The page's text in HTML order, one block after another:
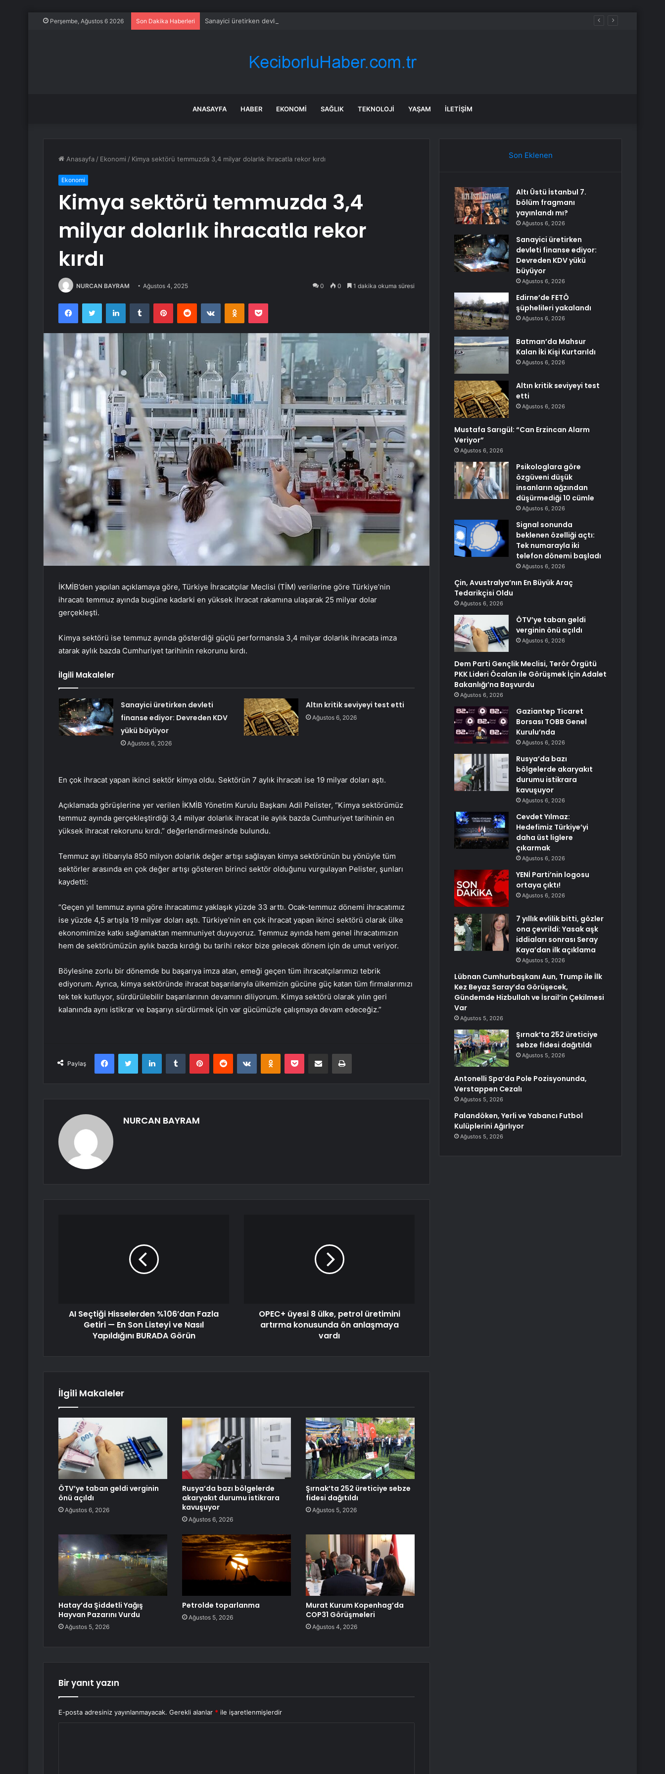
Perşembe, Ağustos 6 2026 Son Dakika Haberleri Sanayici üretirken devleti finanse ediyor: Devreden KDV yükü büyüyor
ANASAYFA HABER EKONOMI SAĞLIK TEKNOLOJI YAŞAM İLETIŞIM
Anasayfa / Ekonomi / Kimya sektörü temmuzda 3,4 milyar dolarlık ihracatla rekor kırdı
Ekonomi
Kimya sektörü temmuzda 3,4
milyar dolarlık ihracatla rekor
kırdı
NURCAN BAYRAM Ağustos 4, 2025 0 0 1 dakika okuma süresi
FacebookTwitter LinkedInTumblr PinterestReddit VKontakteOdnoklassniki
Pocket
İKMİB’den yapılan açıklamaya göre, Türkiye İhracatçılar Meclisi (TİM) verilerine göre Türkiye’nin
ihracatı temmuz ayında bugüne kadarki en yüksek ihracat rakamına ulaşarak 25 milyar dolar
gerçekleşti.
Kimya sektörü ise temmuz ayında gösterdiği güçlü performansla 3,4 milyar dolarlık ihracata imza
atarak aylık bazda Cumhuriyet tarihinin rekorunu kırdı.
İlgili Makaleler
Sanayici üretirken devleti
finanse ediyor: Devreden KDV
yükü büyüyor
Ağustos 6, 2026
Altın kritik seviyeyi test etti
Ağustos 6, 2026
En çok ihracat yapan ikinci sektör kimya oldu. Sektörün 7 aylık ihracatı ise 19 milyar doları aştı.
Açıklamada görüşlerine yer verilen İKMİB Yönetim Kurulu Başkanı Adil Pelister, “Kimya sektörümüz
temmuz ayında gerçekleştirdiği 3,4 milyar dolarlık ihracat ile aylık bazda Cumhuriyet tarihinin en
yüksek ihracat rekorunu kırdı.” değerlendirmesinde bulundu.
Temmuz ayı itibarıyla 850 milyon dolarlık değer artışı sağlayan kimya sektörünün bu yönüyle tüm
sektörler arasında en çok değer artışı gösteren birinci sektör olduğunu vurgulayan Pelister, şunları
kaydetti:
“Geçen yıl temmuz ayına göre ihracatımız yaklaşık yüzde 33 arttı. Ocak-temmuz dönemi ihracatımız
ise yüzde 4,5 artışla 19 milyar doları aştı. Türkiye’nin en çok ihracat yapan ikinci sektörü olarak ülke
ekonomimize katkı sağlamaktan memnuniyet duyuyoruz. Temmuz ayında hem genel ihracatımızın
hem de sektörümüzün aylık bazda kırdığı bu tarihi rekor bize gelecek dönem için de umut veriyor.
Böylesine zorlu bir dönemde bu başarıya imza atan, emeği geçen tüm ihracatçılarımızı tebrik
ediyorum. Ayrıca, kimya sektöründe ihracat başarılarıyla ülkemizin gücüne güç katan tüm firmalarımızı
tek tek kutluyor, sürdürülebilir başarılarının devamını diliyorum. Kimya sektörü olarak yılın geri
kalanında aynı istikrar ve başarıyı sürdürmek için var gücümüzle çalışmaya devam edeceğiz.”
Paylaş
FacebookTwitter LinkedInTumblr PinterestReddit VKontakteOdnoklassniki
Pocket E-Posta ile paylaş Yazdır
NURCAN BAYRAM
AI Seçtiği Hisselerden %106’dan Fazla
Getiri — En Son Listeyi ve Nasıl
Yapıldığını BURADA Görün
OPEC+ üyesi 8 ülke, petrol üretimini
artırma konusunda ön anlaşmaya
vardı
İlgili Makaleler
ÖTV’ye taban geldi verginin
önü açıldı
Ağustos 6, 2026
Rusya’da bazı bölgelerde
akaryakıt durumu istikrara
kavuşuyor
Ağustos 6, 2026
Şırnak’ta 252 üreticiye sebze
fidesi dağıtıldı
Ağustos 5, 2026
Hatay’da Şiddetli Yağış
Hayvan Pazarını Vurdu
Ağustos 5, 2026
Petrolde toparlanma
Ağustos 5, 2026
Murat Kurum Kopenhag’da
COP31 Görüşmeleri
Ağustos 4, 2026
Bir yanıt yazın
E-posta adresiniz yayınlanmayacak. Gerekli alanlar * ile işaretlenmişlerdir
Son Eklenen
Altı Üstü İstanbul 7.
bölüm fragmanı
yayınlandı mı?
Ağustos 6, 2026
Sanayici üretirken
devleti finanse ediyor:
Devreden KDV yükü
büyüyor
Ağustos 6, 2026
Edirne’de FETÖ
şüphelileri yakalandı
Ağustos 6, 2026
Batman’da Mahsur
Kalan İki Kişi Kurtarıldı
Ağustos 6, 2026
Altın kritik seviyeyi test
etti
Ağustos 6, 2026
Mustafa Sarıgül: “Can Erzincan Alarm
Veriyor”
Ağustos 6, 2026
Psikologlara göre
özgüveni düşük
insanların ağzından
düşürmediği 10 cümle
Ağustos 6, 2026
Signal sonunda
beklenen özelliği açtı:
Tek numarayla iki
telefon dönemi başladı
Ağustos 6, 2026
Çin, Avustralya’nın En Büyük Araç
Tedarikçisi Oldu
Ağustos 6, 2026
ÖTV’ye taban geldi
verginin önü açıldı
Ağustos 6, 2026
Dem Parti Gençlik Meclisi, Terör Örgütü
PKK Lideri Öcalan ile Görüşmek İçin Adalet
Bakanlığı’na Başvurdu
Ağustos 6, 2026
Gaziantep Ticaret
Borsası TOBB Genel
Kurulu’nda
Ağustos 6, 2026
Rusya’da bazı
bölgelerde akaryakıt
durumu istikrara
kavuşuyor
Ağustos 6, 2026
Cevdet Yılmaz:
Hedefimiz Türkiye’yi
daha üst liglere
çıkarmak
Ağustos 6, 2026
YENİ Parti’nin logosu
ortaya çıktı!
Ağustos 6, 2026
7 yıllık evlilik bitti, gözler
ona çevrildi: Yasak aşk
iddiaları sonrası Seray
Kaya’dan ilk açıklama
Ağustos 5, 2026
Lübnan Cumhurbaşkanı Aun, Trump ile İlk
Kez Beyaz Saray’da Görüşecek,
Gündemde Hizbullah ve İsrail’in Çekilmesi
Var
Ağustos 5, 2026
Şırnak’ta 252 üreticiye
sebze fidesi dağıtıldı
Ağustos 5, 2026
Antonelli Spa’da Pole Pozisyonunda,
Verstappen Cezalı
Ağustos 5, 2026
Palandöken, Yerli ve Yabancı Futbol
Kulüplerini Ağırlıyor
Ağustos 5, 2026